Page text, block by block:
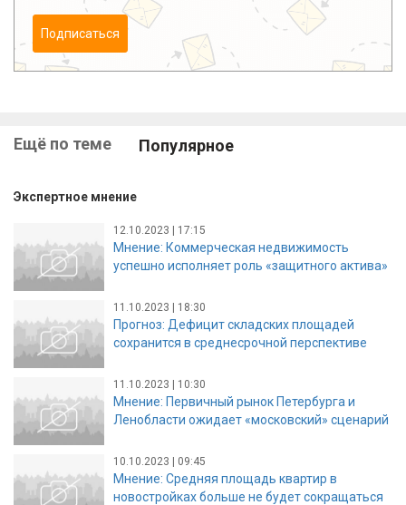
Подписаться
Ещё по теме Популярное
Экспертное мнение
12.10.2023 | 17:15
Мнение: Коммерческая недвижимость
успешно исполняет роль «защитного актива»
11.10.2023 | 18:30
Прогноз: Дефицит складских площадей
сохранится в среднесрочной перспективе
11.10.2023 | 10:30
Мнение: Первичный рынок Петербурга и
Ленобласти ожидает «московский» сценарий
10.10.2023 | 09:45
Мнение: Средняя площадь квартир в
новостройках больше не будет сокращаться